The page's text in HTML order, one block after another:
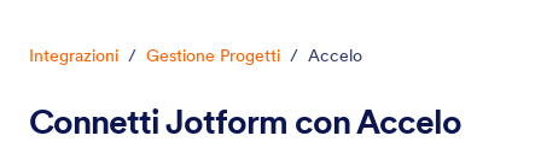
Integrazioni / Gestione Progetti / Accelo
Connetti Jotform con Accelo